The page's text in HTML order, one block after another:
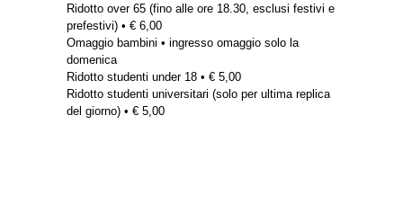
Ridotto over 65 (fino alle ore 18.30, esclusi festivi e
prefestivi) • € 6,00
Omaggio bambini • ingresso omaggio solo la
domenica
Ridotto studenti under 18 • € 5,00
Ridotto studenti universitari (solo per ultima replica
del giorno) • € 5,00